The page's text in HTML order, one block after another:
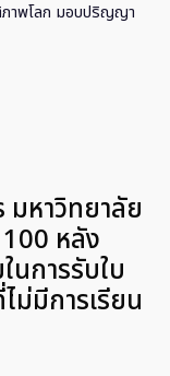
ภาพโลก มอบปริญญา
มหาวิทยาลัย
หลัง
นการรับใบ
มีการเรียน